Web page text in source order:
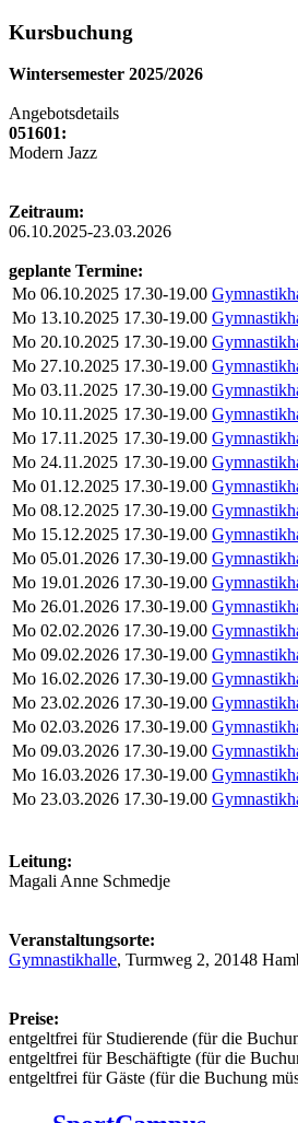
Kursbuchung
Wintersemester 2025/2026
Angebotsdetails
051601:
Modern Jazz
Zeitraum:
06.10.2025-23.03.2026
geplante Termine:
Mo 06.10.2025 17.30-19.00
Mo 13.10.2025 17.30-19.00
Mo 20.10.2025 17.30-19.00
Mo 27.10.2025 17.30-19.00
Mo 03.11.2025 17.30-19.00
Mo 10.11.2025 17.30-19.00
Mo 17.11.2025 17.30-19.00
Mo 24.11.2025 17.30-19.00
Mo 01.12.2025 17.30-19.00
Mo 08.12.2025 17.30-19.00
Mo 15.12.2025 17.30-19.00
Mo 05.01.2026 17.30-19.00
Mo 19.01.2026 17.30-19.00
Mo 26.01.2026 17.30-19.00
Mo 02.02.2026 17.30-19.00
Mo 09.02.2026 17.30-19.00
Mo 16.02.2026 17.30-19.00
Mo 23.02.2026 17.30-19.00
Mo 02.03.2026 17.30-19.00
Mo 09.03.2026 17.30-19.00
Mo 16.03.2026 17.30-19.00
Mo 23.03.2026 17.30-19.00
Leitung:
Magali Anne Schmedje
Veranstaltungsorte:
Gymnastikhalle, Turmweg 2, 20148
Preise:
entgeltfrei für Studierende (für die
entgeltfrei für Beschäftigte (für die
entgeltfrei für Gäste (für die Buchung